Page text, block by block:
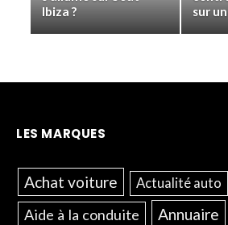
Ibiza ?
sur
LES MARQUES
Achat voiture Actualité auto
Aide à la conduite Annuaire